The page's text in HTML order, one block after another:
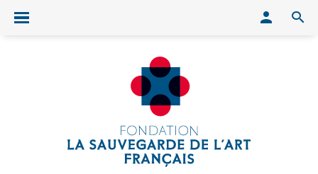
Ouvrir/fermer le menu